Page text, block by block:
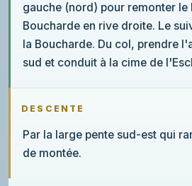
gauche (nord) pour remonter le large vallon de la
Boucharde en rive droite. Le suivre jusqu'au col de
la Boucharde. Du col, prendre l'arête qui part vers le
DESCENTE
Par la large pente sud-est qui ramène
de montée.